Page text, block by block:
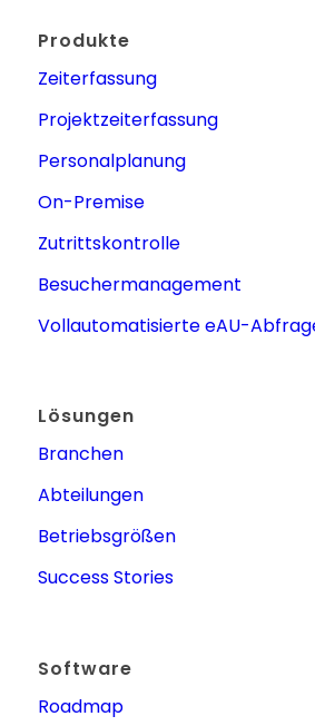
Produkte
Zeiterfassung
Projektzeiterfassung
Personalplanung
On-Premise
Zutrittskontrolle
Besuchermanagement
Vollautomatisierte eAU-
Lösungen
Branchen
Abteilungen
Betriebsgrößen
Success Stories
Software
Roadmap